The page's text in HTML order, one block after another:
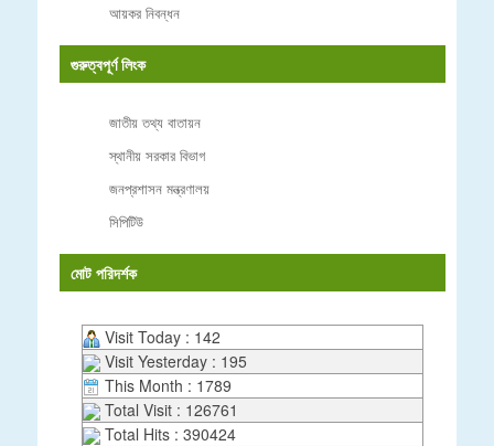
আয়কর নিবন্ধন
গুরুত্বপূর্ণ লিংক
জাতীয় তথ্য বাতায়ন
স্থানীয় সরকার বিভাগ
জনপ্রশাসন মন্ত্রণালয়
সিপিটিউ
মোট পরিদর্শক
Visit Today : 142
Visit Yesterday : 195
This Month : 1789
Total Visit : 126761
Total Hits : 390424